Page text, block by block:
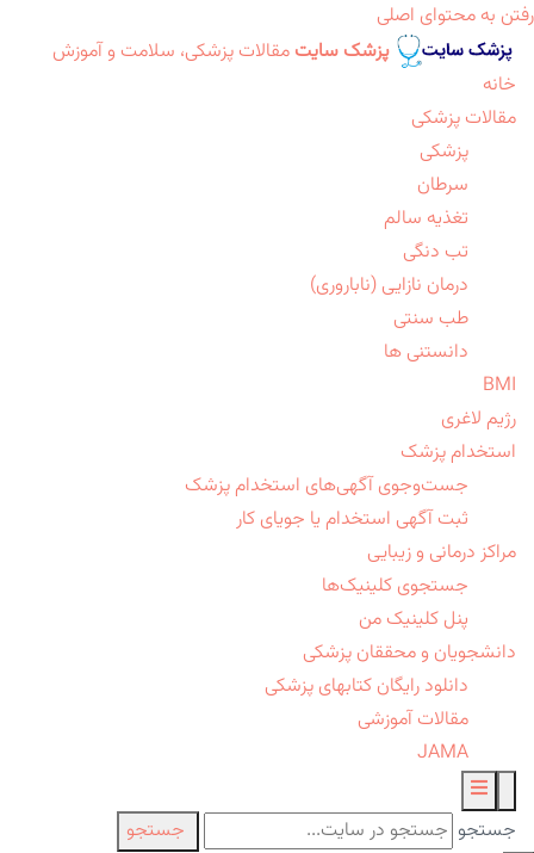
رفتن به محتوای اصلی
پزشک سایت مقالات پزشکی، سلامت و آموزش
خانه
مقالات پزشکی
پزشکی
سرطان
تغذیه سالم
تب دنگی
درمان نازایی (ناباروری)
طب سنتی
دانستنی ها
BMI
رژیم لاغری
استخدام پزشک
جست‌وجوی آگهی‌های استخدام پزشک
ثبت آگهی استخدام یا جویای کار
مراکز درمانی و زیبایی
جستجوی کلینیک‌ها
پنل کلینیک من
دانشجویان و محققان پزشکی
دانلود رایگان کتابهای پزشکی
مقالات آموزشی
JAMA
جستجو جستجو